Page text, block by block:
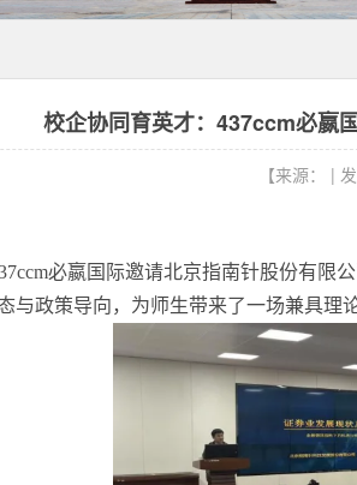
校企协同育英才：437ccm必嬴
【来源： |
必嬴国际邀请北京指南针股份有限
与政策导向，为师生带来了一场兼具理